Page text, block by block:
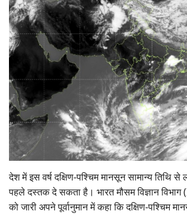
International
Rural Dialogue
Ground Report
Rural Connect
Gallery
National
Latest News
देश में इस वर्ष दक्षिण-पश्चिम मानसून सामान्य तिथि
पहले दस्तक दे सकता है। भारत मौसम विज्ञान
को जारी अपने पूर्वानुमान में कहा कि दक्षिण-पश्चिम